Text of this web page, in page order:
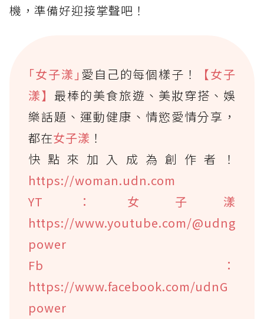
機，準備好迎接掌聲吧！
｢女子漾｣ 愛自己的每個樣子！
【女子
漾】 最棒的美食旅遊、美妝穿搭、娛
樂話題、運動健康、情慾愛情分享，
都在女子漾 ！
快點來加入成為創作者！
https://woman.udn.com
YT：女子漾
https://www.youtube.com/@udng
power
Fb：
https://www.facebook.com/udnG
power